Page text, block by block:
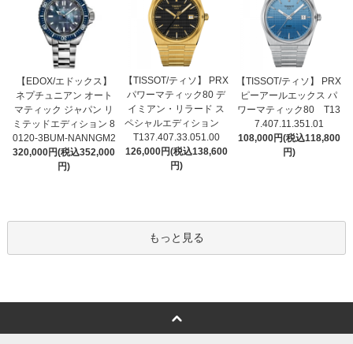
【EDOX/エドックス】
ネプチュニアン オート
マティック ジャパン リ
ミテッドエディション 8
0120-3BUM-NANNGM2
320,000円(税込352,000
円)
【TISSOT/ティソ】 PRX
パワーマティック80 デ
イミアン・リラード ス
ペシャルエディション
T137.407.33.051.00
126,000円(税込138,600
円)
【TISSOT/ティソ】 PRX
ピーアールエックス パ
ワーマティック80 T13
7.407.11.351.01
108,000円(税込118,800
円)
もっと見る